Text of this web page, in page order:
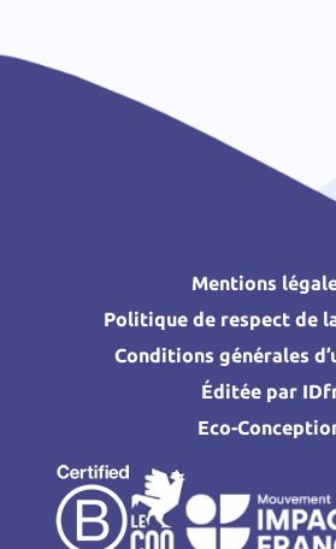
Mentions
Politique de respect de
Conditions générales
Éditée par
Eco-